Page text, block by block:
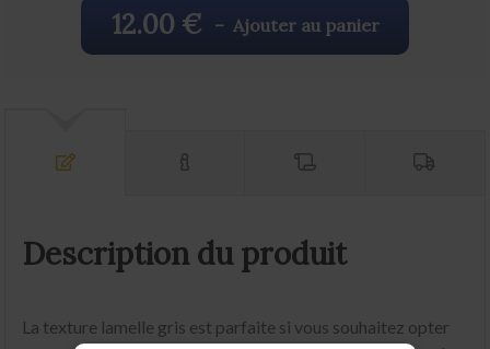
12.00 € – Ajouter au panier
Description du produit
La texture lamelle gris est parfaite si vous souhaitez opter